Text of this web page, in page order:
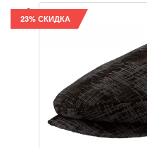
23% СКИДКА